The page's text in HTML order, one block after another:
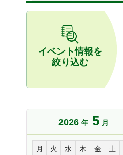
イベント情報を
絞り込む
2026 年 5 月
月 火 水 木 金 土